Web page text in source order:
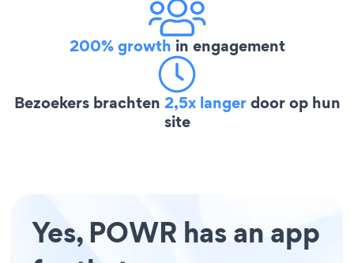
200% growth in engagement
Bezoekers brachten 2,5x langerdoor op hun
site
Yes, POWR has an app